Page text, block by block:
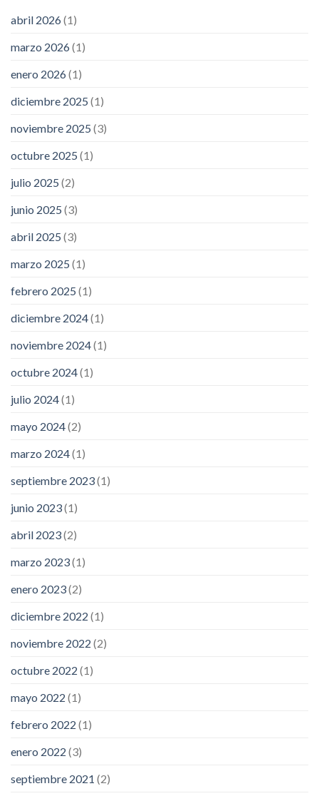
abril 2026(1)
marzo 2026(1)
enero 2026(1)
diciembre 2025 (1)
noviembre 2025 (3)
octubre 2025 (1)
julio 2025 (2)
junio 2025 (3)
abril 2025 (3)
marzo 2025 (1)
febrero 2025 (1)
diciembre 2024(1)
noviembre 2024(1)
octubre 2024(1)
julio 2024(1)
mayo 2024(2)
marzo 2024(1)
septiembre 2023(1)
junio 2023(1)
abril 2023(2)
marzo 2023(1)
enero 2023(2)
diciembre 2022 (1)
noviembre 2022 (2)
octubre 2022 (1)
mayo 2022 (1)
febrero 2022 (1)
enero 2022 (3)
septiembre 2021 (2)